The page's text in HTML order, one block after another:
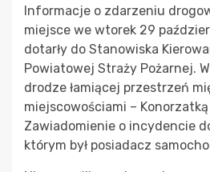
Informacje o zdarzeniu
miejsce we wtorek 29
dotarły do Stanowiska
Powiatowej Straży Pożarnej.
drodze łamiącej przestrzeń
miejscowościami –
Zawiadomienie o incydencie
którym był posiadacz